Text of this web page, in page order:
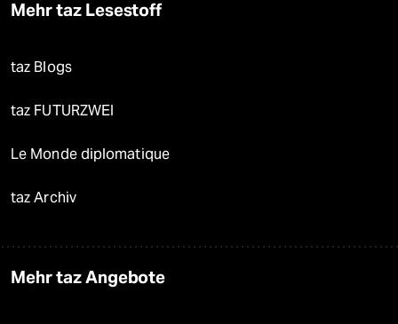
Mehr taz Lesestoff
taz Blogs
taz FUTURZWEI
Le Monde diplomatique
taz Archiv
Mehr taz Angebote